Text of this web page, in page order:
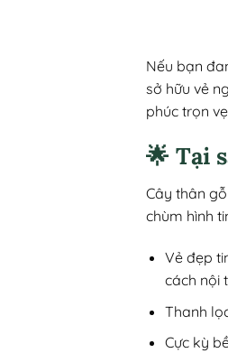
Nếu bạn
sở hữu vẻ
phúc trọn
🌟 Tại
Cây thân
chùm hình
Vẻ đẹp
cách nội
Thanh
Cực kỳ